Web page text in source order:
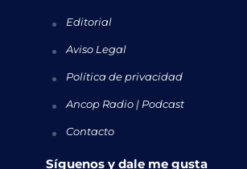
Editorial
Aviso Legal
Política de privacidad
Ancop Radio | Podcast
Contacto
Síguenos y dale me gusta